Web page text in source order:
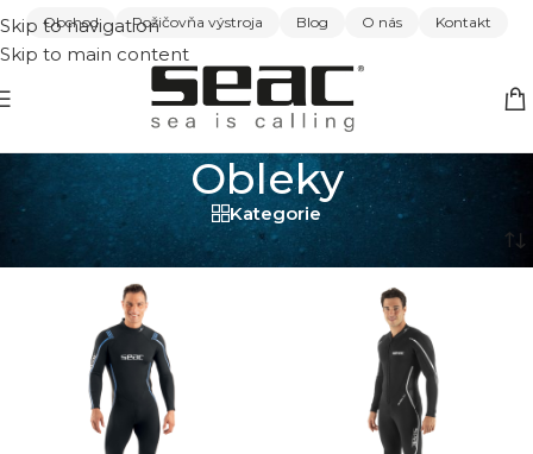
Skip to navigation
Skip to main content
Obchod Požičovňa výstroja Blog O nás Kontakt
Obleky
Kategorie
Domov/ Šnorchlovanie Obleky